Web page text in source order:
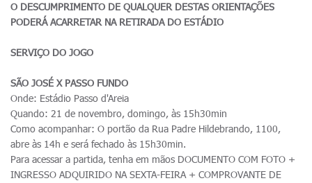
O DESCUMPRIMENTO DE QUALQUER DESTAS ORIENTAÇÕES
PODERÁ ACARRETAR NA RETIRADA DO ESTÁDIO
SERVIÇO DO JOGO
SÃO JOSÉ X PASSO FUNDO
Onde: Estádio Passo d'Areia
Quando: 21 de novembro, domingo, às 15h30min
Como acompanhar: O portão da Rua Padre Hildebrando, 1100,
abre às 14h e será fechado às 15h30min.
Para acessar a partida, tenha em mãos DOCUMENTO COM FOTO +
INGRESSO ADQUIRIDO NA SEXTA-FEIRA + COMPROVANTE DE